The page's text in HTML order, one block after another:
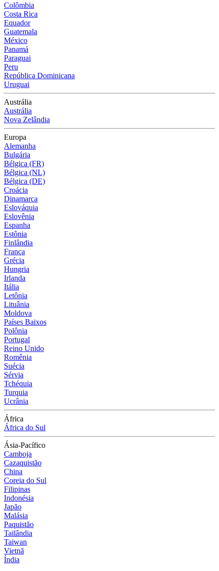
Colômbia
Costa Rica
Equador
Guatemala
México
Panamá
Paraguai
Peru
República Dominicana
Uruguai
Austrália
Austrália
Nova Zelândia
Europa
Alemanha
Bulgária
Bélgica (FR)
Bélgica (NL)
Bélgica (DE)
Croácia
Dinamarca
Eslováquia
Eslovênia
Espanha
Estônia
Finlândia
França
Grécia
Hungria
Irlanda
Itália
Letônia
Lituânia
Moldova
Países Baixos
Polônia
Portugal
Reino Unido
Romênia
Suécia
Sérvia
Tchéquia
Turquia
Ucrânia
África
África do Sul
Ásia-Pacífico
Camboja
Cazaquistão
China
Coreia do Sul
Filipinas
Indonésia
Japão
Malásia
Paquistão
Tailândia
Taiwan
Vietnã
Índia